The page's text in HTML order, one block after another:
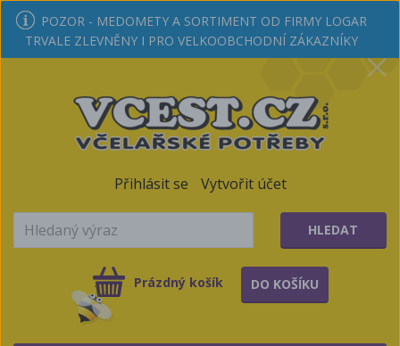
POZOR - MEDOMETY A SORTIMENT OD FIRMY LOGAR
TRVALE ZLEVNĚNY I PRO VELKOOBCHODNÍ ZÁKAZNÍKY
Přihlásit se Vytvořit účet
HLEDAT
Prázdný košík DO KOŠÍKU